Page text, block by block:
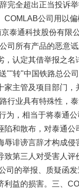
完全超出正当投诉
公司用以
泰通科技股份有限
司所有产品的恶意
认定其借举报之名
""转"中国铁路总公
主管及项目部门
行业具有特殊性，
为，相当于将泰通
陷和散布，对泰通
辱诽谤言辞才构成
致第三人对受害人
司的举报、质疑函
利益的损害。三、